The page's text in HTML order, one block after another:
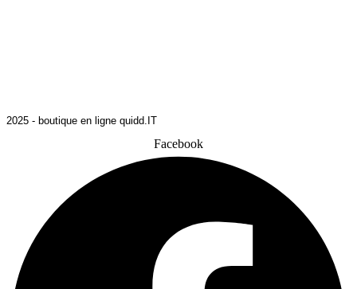
2025 - boutique en ligne quidd.IT
Facebook